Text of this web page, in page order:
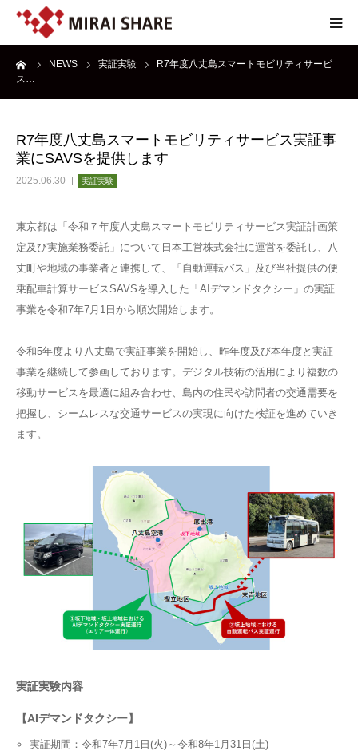
NEWS 実証実験
R7年度八丈島スマートモビリティサービ
ス…
R7年度八丈島スマートモビリティサービス実証事
業にSAVSを提供します
2025.06.30 実証実験
東京都は「令和７年度八丈島スマートモビリティサービス実証計画策
定及び実施業務委託」について日本工営株式会社に運営を委託し、八
丈町や地域の事業者と連携して、「自動運転バス」及び当社提供の便
乗配車計算サービスSAVSを導入した「AIデマンドタクシー」の実証
事業を令和7年7月1日から順次開始します。
令和5年度より八丈島で実証事業を開始し、昨年度及び本年度と実証
事業を継続して参画しております。デジタル技術の活用により複数の
移動サービスを最適に組み合わせ、島内の住民や訪問者の交通需要を
把握し、シームレスな交通サービスの実現に向けた検証を進めていき
ます。
実証実験内容
【AIデマンドタクシー】
実証期間：令和7年7月1日(火)～令和8年1月31日(土)
NEWS
SERVICE
ABOUT